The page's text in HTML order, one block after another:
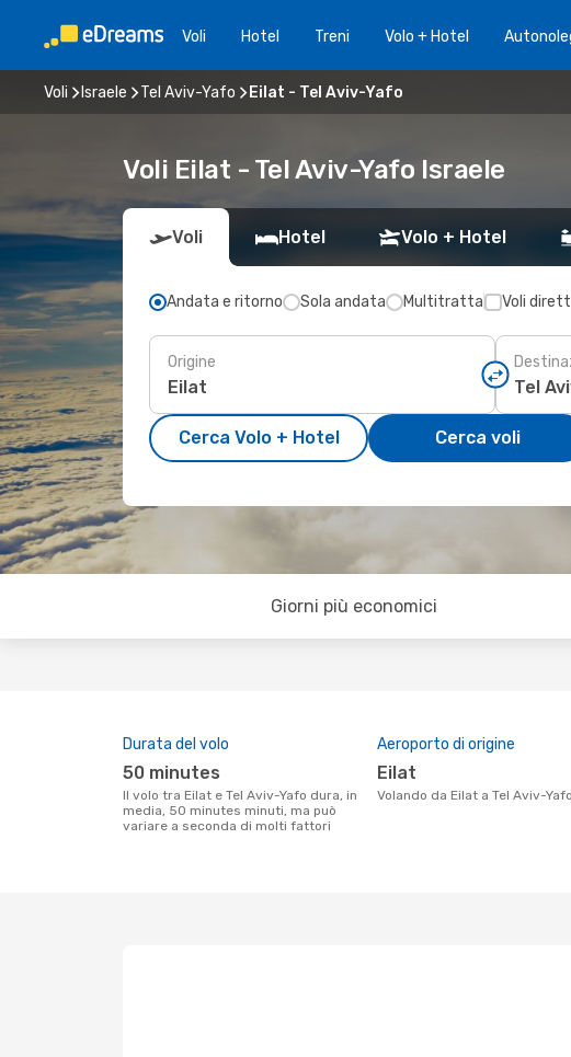
Voli Hotel Treni Volo + Hotel
Voli Israele Tel Aviv-Yafo Eilat - Tel Aviv-Yafo
Voli Eilat - Tel Aviv-Yafo Israele
Voli Hotel Volo + Hotel
Andata e ritorno Sola andata Multitratta Voli
Origine
Cerca Volo + Hotel Cerca voli
Giorni più economici
Durata del volo
50 minutes
Il volo tra Eilat e Tel Aviv-Yafo dura, in
media, 50 minutes minuti, ma può
variare a seconda di molti fattori
Aeroporto di origine
Eilat
Volando da Eilat a Tel Aviv-Yafo